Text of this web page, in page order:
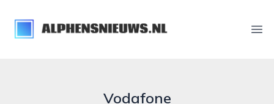
alphensnieuws.nl
Vodafone